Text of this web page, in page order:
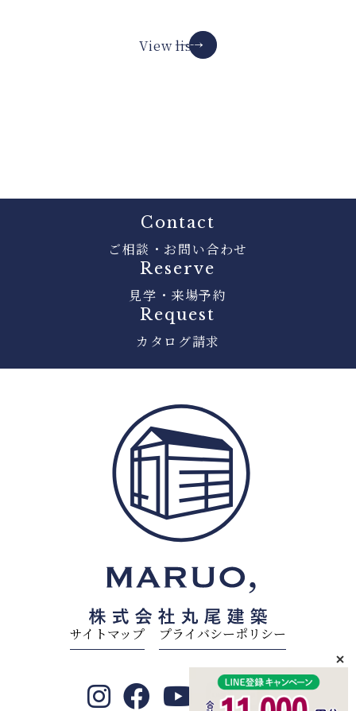
View list
Contact
ご相談・お問い合わせ
Reserve
見学・来場予約
Request
カタログ請求
サイトマップ プライバシーポリシー